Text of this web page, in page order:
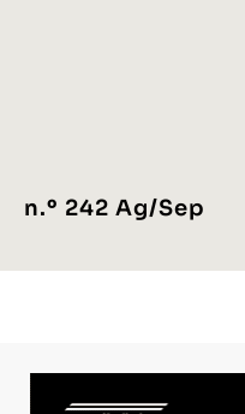
n.º 242 Ag/Sep